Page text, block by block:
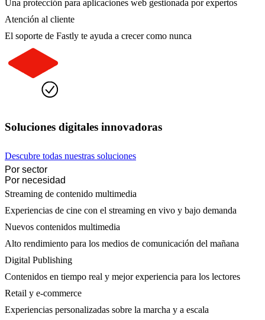
Una protección para aplicaciones web gestionada por expertos
Atención al cliente
El soporte de Fastly te ayuda a crecer como nunca
Soluciones digitales innovadoras
Descubre todas nuestras soluciones
Por sector
Por necesidad
Streaming de contenido multimedia
Experiencias de cine con el streaming en vivo y bajo demanda
Nuevos contenidos multimedia
Alto rendimiento para los medios de comunicación del mañana
Digital Publishing
Contenidos en tiempo real y mejor experiencia para los lectores
Retail y e-commerce
Experiencias personalizadas sobre la marcha y a escala